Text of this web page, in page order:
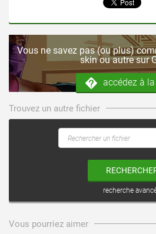
Vous ne savez pas (ou plus)
skin ou autre sur
accédez à la
Trouvez un autre fichier
recherche
Vous pourriez aimer